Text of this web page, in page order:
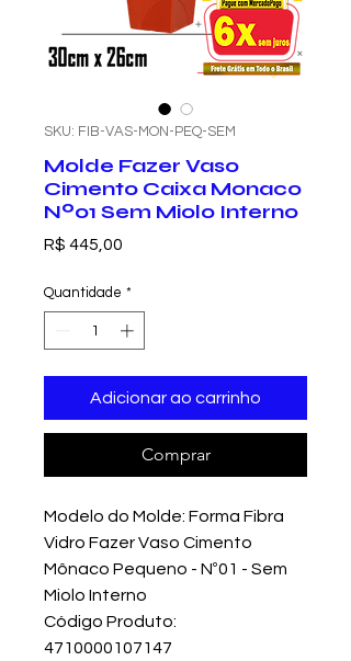
SKU: FIB-VAS-MON-PEQ-SEM
Molde Fazer Vaso
Cimento Caixa Monaco
Nº01 Sem Miolo Interno
R$ 445,00
Quantidade *
Adicionar ao carrinho
Comprar
Modelo do Molde: Forma Fibra
Vidro Fazer Vaso Cimento
Mônaco Pequeno - Nº01 - Sem
Miolo Interno
Código Produto:
4710000107147